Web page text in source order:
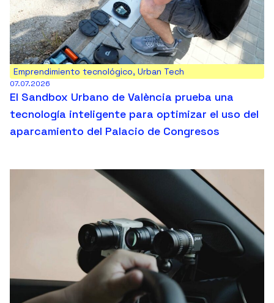
Emprendimiento tecnológico, Urban Tech
07.07.2026
El Sandbox Urbano de València prueba una
tecnología inteligente para optimizar el uso del
aparcamiento del Palacio de Congresos